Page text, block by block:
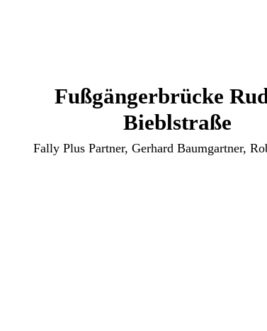
Fußgängerbrücke
Bieblstraße
Fally Plus Partner, Gerhard Baumgartner,